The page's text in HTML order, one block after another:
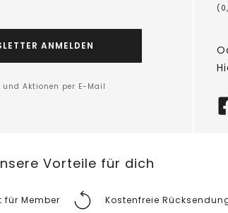
ANMELDEN
Aktionen per E-Mail
Vorteile für dich
für Member Kostenfreie